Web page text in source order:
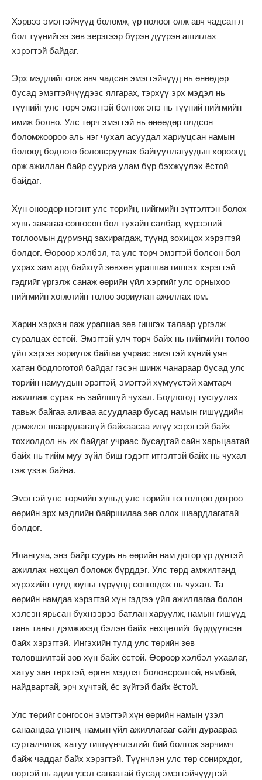
Хэрвээ эмэгтэйчүүд боломж, үр нөлөөг олж авч чадсан л
бол түүнийгээ зөв эерэгээр бүрэн дүүрэн ашиглах
хэрэгтэй байдаг.
Эрх мэдлийг олж авч чадсан эмэгтэйчүүд нь өнөөдөр
бусад эмэгтэйчүүдээс ялгарах, тэрхүү эрх мэдэл нь
түүнийг улс төрч эмэгтэй болгож энэ нь түүний нийгмийн
имиж болно. Улс төрч эмэгтэй нь өнөөдөр олдсон
боломжоороо аль нэг чухал асуудал хариуцсан намын
болоод бодлого боловсруулах байгууллагуудын хороонд
орж ажиллан байр сууриа улам бүр бэхжүүлэх ёстой
байдаг.
Хүн өнөөдөр нэгэнт улс төрийн, нийгмийн зүтгэлтэн болох
хувь заяагаа сонгосон бол тухайн салбар, хүрээний
тоглоомын дүрмэнд захирагдаж, түүнд зохицох хэрэгтэй
болдог. Өөрөөр хэлбэл, та улс төрч эмэгтэй болсон бол
ухрах зам ард байхгүй зөвхөн урагшаа гишгэх хэрэгтэй
гэдгийг үргэлж санаж өөрийн үйл хэргийг улс орныхоо
нийгмийн хөгжлийн төлөө зориулан ажиллах юм.
Харин хэрхэн яаж урагшаа зөв гишгэх талаар үргэлж
суралцах ёстой. Эмэгтэй улч төрч байх нь нийгмийн төлөө
үйл хэргээ зориулж байгаа учраас эмэгтэй хүний уян
хатан бодлоготой байдаг гэсэн шинж чанараар бусад улс
төрийн намуудын эрэгтэй, эмэгтэй хүмүүстэй хамтарч
ажиллаж сурах нь зайлшгүй чухал. Бодлогод тусгуулах
тавьж байгаа аливаа асуудлаар бусад намын гишүүдийн
дэмжлэг шаардлагагүй байхаасаа илүү хэрэгтэй байх
тохиолдол нь их байдаг учраас бусадтай сайн харьцаатай
байх нь тийм муу зүйл биш гэдэгт итгэлтэй байх нь чухал
гэж үзэж байна.
Эмэгтэй улс төрчийн хувьд улс төрийн тогтолцоо дотроо
өөрийн эрх мэдлийн байршилаа зөв олох шаардлагатай
болдог.
Ялангуяа, энэ байр суурь нь өөрийн нам дотор үр дүнтэй
ажиллах нөхцөл боломж бүрддэг. Улс төрд амжилтанд
хүрэхийн тулд юуны түрүүнд сонгогдох нь чухал. Та
өөрийн намдаа хэрэгтэй хүн гэдгээ үйл ажиллагаа болон
хэлсэн ярьсан бүхнээрээ батлан харуулж, намын гишүүд
тань таныг дэмжихэд бэлэн байх нөхцөлийг бүрдүүлсэн
байх хэрэгтэй. Ингэхийн тулд улс төрийн зөв
төлөвшилтэй зөв хүн байх ёстой. Өөрөөр хэлбэл ухаалаг,
хатуу зан төрхтэй, өргөн мэдлэг боловсролтой, нямбай,
найдвартай, эрч хүчтэй, ёс зүйтэй байх ёстой.
Улс төрийг сонгосон эмэгтэй хүн өөрийн намын үзэл
санаандаа үнэнч, намын үйл ажиллагааг сайн дураараа
сурталчилж, хатуу гишүүнчлэлийг бий болгож зарчимч
байж чаддаг байх хэрэгтэй. Түүнчлэн улс төр сонирхдог,
өөртэй нь адил үзэл санаатай бусад эмэгтэйчүүдтэй